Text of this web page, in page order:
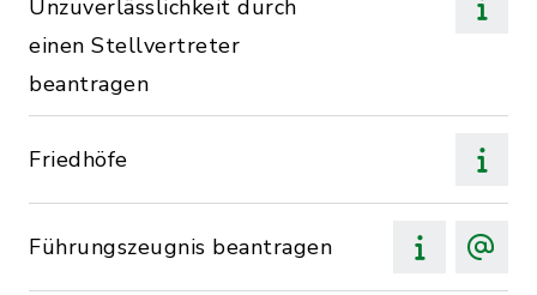
Unzuverlässlichkeit durch
einen Stellvertreter
beantragen
Friedhöfe
Führungszeugnis beantragen